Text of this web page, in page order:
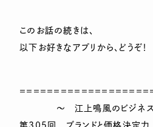
このお話の続きは、
以下お好きなアプリから、どうぞ！
＝＝＝＝＝＝＝＝＝＝＝＝＝＝＝＝＝＝＝
～ 江上鳴風のビジネス
第305回 ブランドと価格決定力